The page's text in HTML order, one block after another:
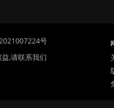
号
,请联系我们